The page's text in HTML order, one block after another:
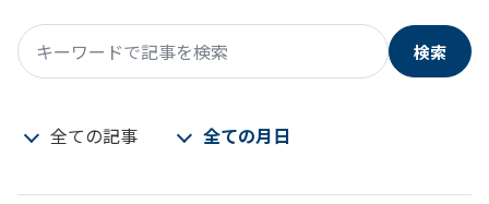
キーワードで記事を検索
検索
全ての記事 全ての月日